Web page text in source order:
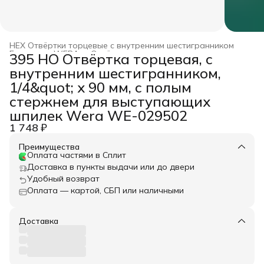
HEX Отвёртки торцевые с внутренним шестигранником
Отвёртки
WERA
Главная ›
395 HO Отвёртка торцевая, с
внутренним шестигранником,
1/4&quot; x 90 мм, с полым
стержнем для выступающих
шпилек Wera WE-029502
1 748 ₽
Преимущества
Оплата частями в Сплит
Доставка в пункты выдачи или до двери
Удобный возврат
Оплата — картой, СБП или наличными
Доставка